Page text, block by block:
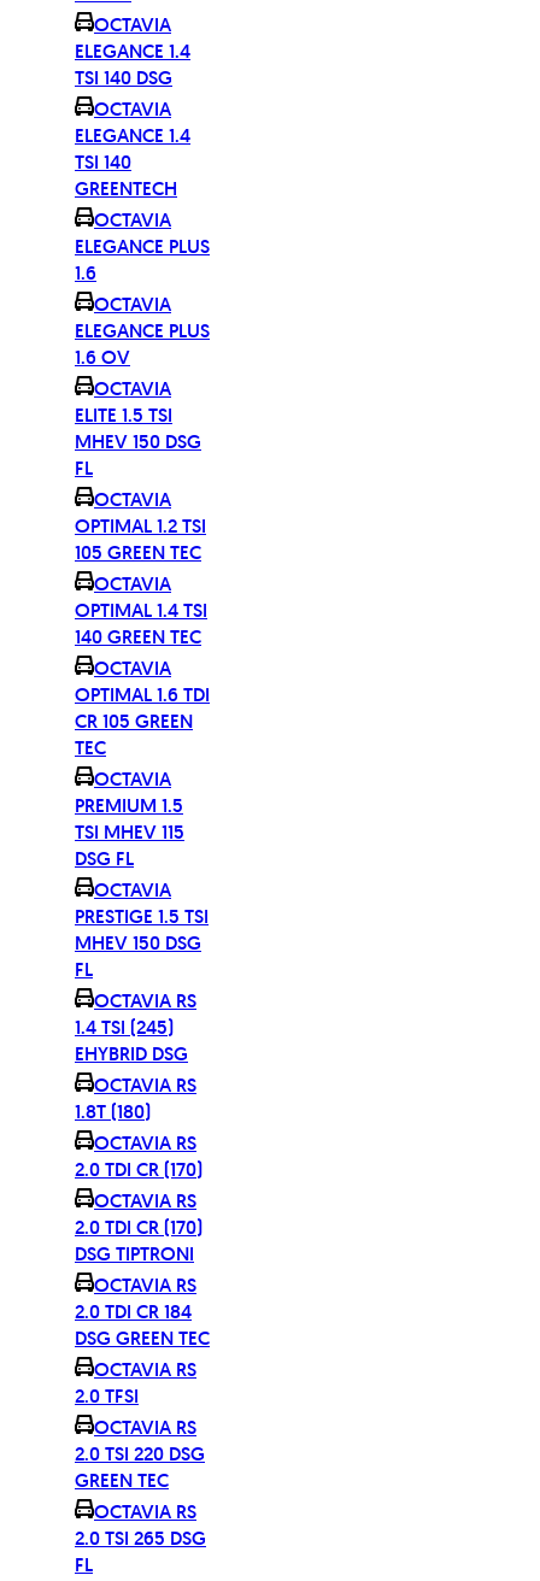
OCTAVIA
ELEGANCE 1.4
TSI 140 DSG
OCTAVIA
ELEGANCE 1.4
TSI 140
GREENTECH
OCTAVIA
ELEGANCE PLUS
1.6
OCTAVIA
ELEGANCE PLUS
1.6 OV
OCTAVIA
ELITE 1.5 TSI
MHEV 150 DSG
FL
OCTAVIA
OPTIMAL 1.2 TSI
105 GREEN TEC
OCTAVIA
OPTIMAL 1.4 TSI
140 GREEN TEC
OCTAVIA
OPTIMAL 1.6 TDI
CR 105 GREEN
TEC
OCTAVIA
PREMIUM 1.5
TSI MHEV 115
DSG FL
OCTAVIA
PRESTIGE 1.5 TSI
MHEV 150 DSG
FL
OCTAVIA RS
1.4 TSI (245)
EHYBRID DSG
OCTAVIA RS
1.8T (180)
OCTAVIA RS
2.0 TDI CR (170)
OCTAVIA RS
2.0 TDI CR (170)
DSG TIPTRONI
OCTAVIA RS
2.0 TDI CR 184
DSG GREEN TEC
OCTAVIA RS
2.0 TFSI
OCTAVIA RS
2.0 TSI 220 DSG
GREEN TEC
OCTAVIA RS
2.0 TSI 265 DSG
FL